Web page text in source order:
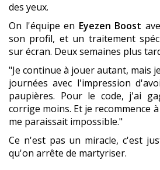
des yeux.
On l'équipe en Eyezen Boost
son profil, et un traitement
sur écran. Deux semaines plus
"Je continue à jouer autant, mais
journées avec l'impression
paupières. Pour le code, j'ai
corrige moins. Et je recommence
me paraissait impossible."
Ce n'est pas un miracle, c'est
qu'on arrête de martyriser.